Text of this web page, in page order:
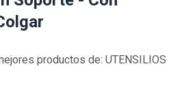
productos de: UTENSILIOS